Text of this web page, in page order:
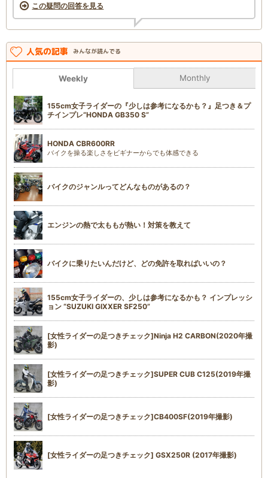
この疑問の回答を見る
人気の記事 みんなが読んでる
Weekly Monthly
155cm女子ライダーの『少しは参考になるかも？』足つき＆プ
チインプレ“HONDA GB350 S”
HONDA CBR600RR
バイクを操る楽しさをビギナーからでも体感できる
バイクのジャンルってどんなものがあるの？
エンジンの熱で太ももが熱い！対策を教えて
バイクに乗りたいんだけど、どの免許を取ればいいの？
155cm女子ライダーの、少しは参考になるかも？ インプレッシ
ョン “SUZUKI GIXXER SF250”
[女性ライダーの足つきチェック]Ninja H2 CARBON(2020年撮
影)
[女性ライダーの足つきチェック]SUPER CUB C125(2019年撮
影)
[女性ライダーの足つきチェック]CB400SF(2019年撮影)
[女性ライダーの足つきチェック] GSX250R (2017年撮影)